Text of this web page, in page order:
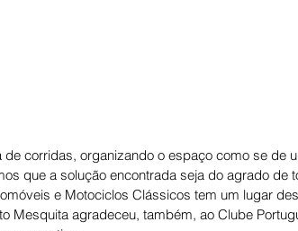
de corridas, organizando o espaço como se de
que a solução encontrada seja do agrado de
e Motociclos Clássicos tem um lugar
Mesquita agradeceu, também, ao Clube